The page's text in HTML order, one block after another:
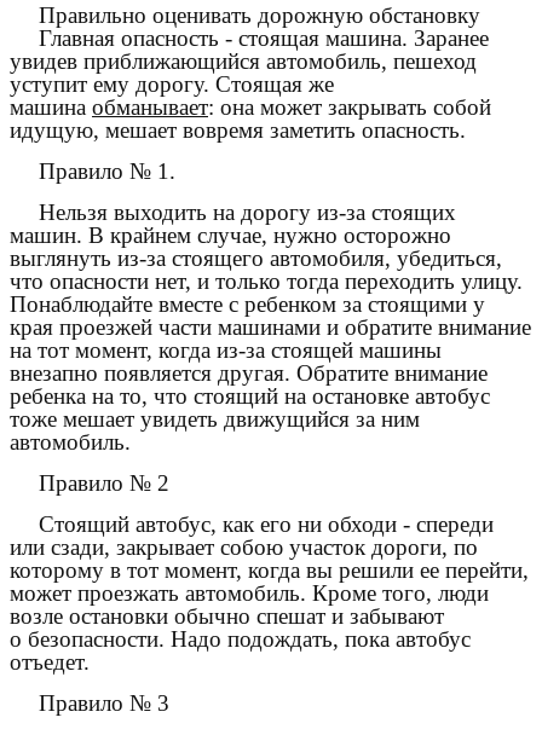
Правильно оценивать дорожную обстановку
Главная опасность - стоящая машина. Заранее
увидев приближающийся автомобиль, пешеход
уступит ему дорогу. Стоящая же
машина обманывает: она может закрывать собой
идущую, мешает вовремя заметить опасность.
Правило № 1.
Нельзя выходить на дорогу из-за стоящих
машин. В крайнем случае, нужно осторожно
выглянуть из-за стоящего автомобиля, убедиться,
что опасности нет, и только тогда переходить улицу.
Понаблюдайте вместе с ребенком за стоящими у
края проезжей части машинами и обратите внимание
на тот момент, когда из-за стоящей машины
внезапно появляется другая. Обратите внимание
ребенка на то, что стоящий на остановке автобус
тоже мешает увидеть движущийся за ним
автомобиль.
Правило № 2
Стоящий автобус, как его ни обходи - спереди
или сзади, закрывает собою участок дороги, по
которому в тот момент, когда вы решили ее перейти,
может проезжать автомобиль. Кроме того, люди
возле остановки обычно спешат и забывают
о безопасности. Надо подождать, пока автобус
отъедет.
Правило № 3